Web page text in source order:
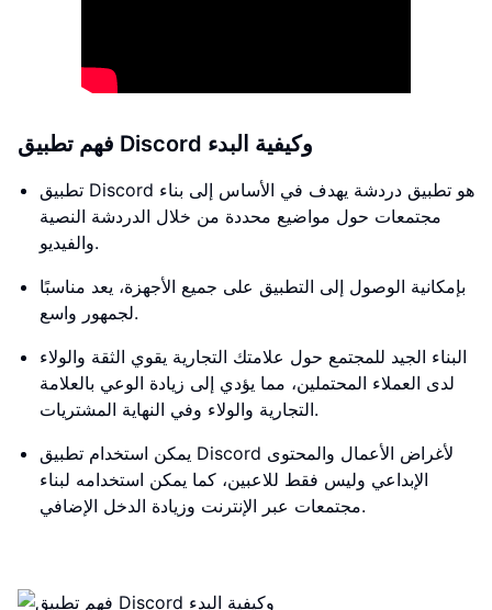
فهم تطبيق Discord وكيفية البدء
تطبيق Discord هو تطبيق دردشة يهدف في الأساس إلى بناء
مجتمعات حول مواضيع محددة من خلال الدردشة النصية
والفيديو.
بإمكانية الوصول إلى التطبيق على جميع الأجهزة، يعد مناسبًا
لجمهور واسع.
البناء الجيد للمجتمع حول علامتك التجارية يقوي الثقة والولاء
لدى العملاء المحتملين، مما يؤدي إلى زيادة الوعي بالعلامة
التجارية والولاء وفي النهاية المشتريات.
يمكن استخدام تطبيق Discord لأغراض الأعمال والمحتوى
الإبداعي وليس فقط للاعبين، كما يمكن استخدامه لبناء
مجتمعات عبر الإنترنت وزيادة الدخل الإضافي.